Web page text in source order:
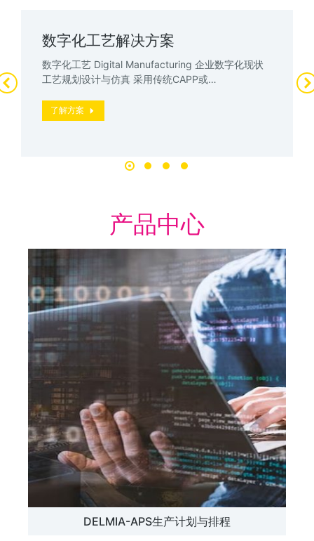
数字化工艺解决方案
数字化工艺 Digital Manufacturing 企业数字化现状
工艺规划设计与仿真 采用传统CAPP或…
了解方案
产品中心
DELMIA-APS生产计划与排程